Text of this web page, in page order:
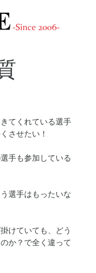
てくれている選手
させたい！
手も参加している
選手はもったいな
けていても、どう
か？で全く違って